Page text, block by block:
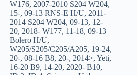
W176, 2007-2010 S204 W204,
15-, 09-13 RNS-E H/U, 2011-
2014 S204 W204, 09-13, 12-
20, 2018- W177, 11-18, 09-13
Bolero H/U,
W205/S205/C205/A205, 19-24,
20-, 08-16 B8, 20-, 2014>, Yeti,
16-20 B9, 14-20, 2020- B10,